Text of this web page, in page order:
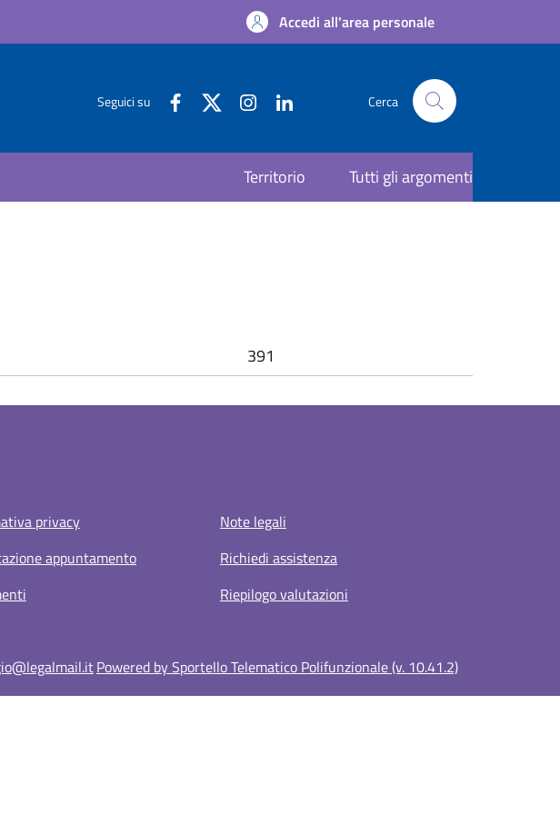
Accedi all'area personale
Seguici su Cerca
Territorio Tutti gli argomenti
391
privacy
Note legali
appuntamento
Richiedi assistenza
Riepilogo valutazioni
Powered by Sportello Telematico Polifunzionale (v. 10.41.2)